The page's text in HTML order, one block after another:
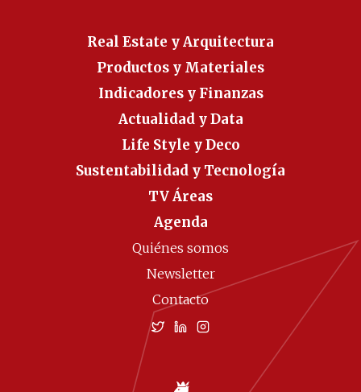
Real Estate y Arquitectura
Productos y Materiales
Indicadores y Finanzas
Actualidad y Data
Life Style y Deco
Sustentabilidad y Tecnología
TV Áreas
Agenda
Quiénes somos
Newsletter
Contacto